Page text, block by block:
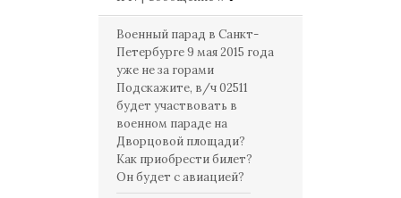
Военный парад в Санкт-
Петербурге 9 мая 2015 года
уже не за горами
Подскажите, в/ч 02511
будет участвовать в
военном параде на
Дворцовой площади?
Как приобрести билет?
Он будет с авиацией?